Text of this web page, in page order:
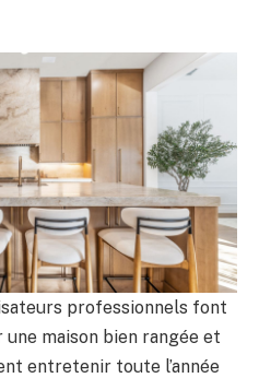
professionnels font
maison bien rangée et
entretenir toute l’année